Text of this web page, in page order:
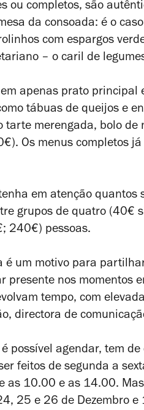
ou completos, são
da consoada: é o
com espargos
– o caril de
apenas prato principal
tábuas de queijos e
tarte merengada, bolo de
Os menus completos
em atenção quantos
grupos de quatro (40€
240€) pessoas.
é um motivo para
presente nos momentos
tempo, com
directora de
possível agendar, tem
feitos de segunda a
as 10.00 e as 14.00.
25 e 26 de Dezembro e